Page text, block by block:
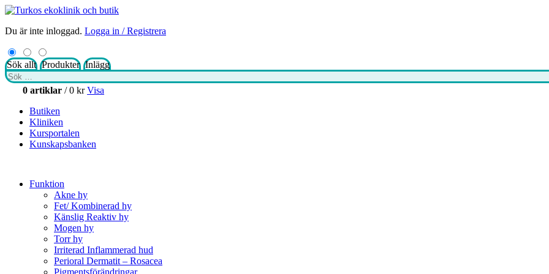
Du är inte inloggad. Logga in / Registrera
Sök allt Produkter Inlägg
Sök
efter:0 artiklar /0 kr Visa
Butiken
Kliniken
Kursportalen
Kunskapsbanken
Funktion
Akne hy
Fet/ Kombinerad hy
Känslig Reaktiv hy
Mogen hy
Torr hy
Irriterad Inflammerad hud
Perioral Dermatit – Rosacea
Pigmentsförändringar